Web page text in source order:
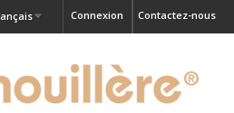
Contactez-nous
Connexion